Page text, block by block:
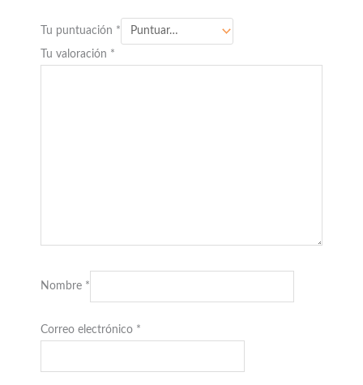
Tu puntuación *
Tu valoración *
Nombre *
Correo electrónico *